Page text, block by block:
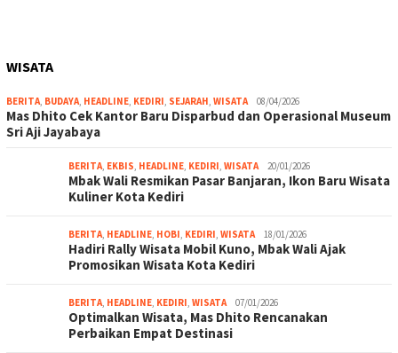
WISATA
BERITA, BUDAYA, HEADLINE, KEDIRI, SEJARAH, WISATA 08/04/2026
Mas Dhito Cek Kantor Baru Disparbud dan Operasional Museum
Sri Aji Jayabaya
BERITA, EKBIS, HEADLINE, KEDIRI, WISATA 20/01/2026
Mbak Wali Resmikan Pasar Banjaran, Ikon Baru Wisata
Kuliner Kota Kediri
BERITA, HEADLINE, HOBI, KEDIRI, WISATA 18/01/2026
Hadiri Rally Wisata Mobil Kuno, Mbak Wali Ajak
Promosikan Wisata Kota Kediri
BERITA, HEADLINE, KEDIRI, WISATA 07/01/2026
Optimalkan Wisata, Mas Dhito Rencanakan
Perbaikan Empat Destinasi